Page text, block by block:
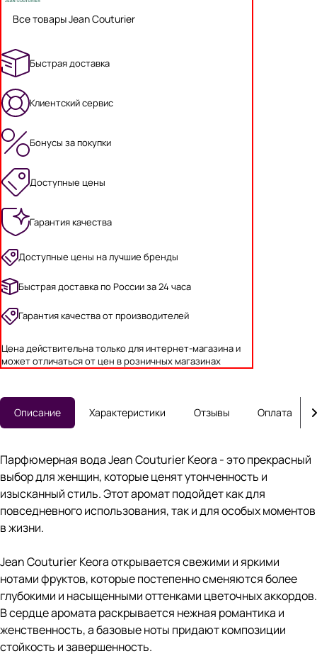
Все товары Jean Couturier
Быстрая доставка
Клиентский сервис
Бонусы за покупки
Доступные цены
Гарантия качества
Доступные цены на лучшие бренды
Быстрая доставка по России за 24 часа
Гарантия качества от производителей
Цена действительна только для интернет-магазина и
может отличаться от цен в розничных магазинах
Описание Характеристики Отзывы Оплата
Парфюмерная вода Jean Couturier Keora - это прекрасный
выбор для женщин, которые ценят утонченность и
изысканный стиль. Этот аромат подойдет как для
повседневного использования, так и для особых моментов
в жизни.
Jean Couturier Keora открывается свежими и яркими
нотами фруктов, которые постепенно сменяются более
глубокими и насыщенными оттенками цветочных аккордов.
В сердце аромата раскрывается нежная романтика и
женственность, а базовые ноты придают композиции
стойкость и завершенность.